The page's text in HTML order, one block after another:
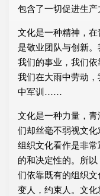
包含了一切促进生产
文化是一种精神，
是敬业团队与创新
我们的事业，我们
我们在大雨中劳动
中军训……
文化是一种力量，
们却丝毫不弱视文
组织文化看作是非
的和决定性的。所
们依靠既有的组织
变人，约束人。文化